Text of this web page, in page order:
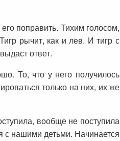
поправить. Тихим голосом,
рычит, как и лев. И тигр с
ответ.
То, что у него получилось
только на них, их же
вообще не поступила
с нашими детьми. Начинается